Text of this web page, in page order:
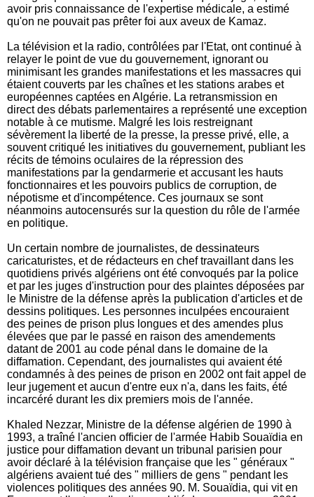
avoir pris connaissance de l'expertise médicale, a estimé
qu'on ne pouvait pas prêter foi aux aveux de Kamaz.
La télévision et la radio, contrôlées par l'Etat, ont continué à
relayer le point de vue du gouvernement, ignorant ou
minimisant les grandes manifestations et les massacres qui
étaient couverts par les chaînes et les stations arabes et
européennes captées en Algérie. La retransmission en
direct des débats parlementaires a représenté une exception
notable à ce mutisme. Malgré les lois restreignant
sévèrement la liberté de la presse, la presse privé, elle, a
souvent critiqué les initiatives du gouvernement, publiant les
récits de témoins oculaires de la répression des
manifestations par la gendarmerie et accusant les hauts
fonctionnaires et les pouvoirs publics de corruption, de
népotisme et d'incompétence. Ces journaux se sont
néanmoins autocensurés sur la question du rôle de l'armée
en politique.
Un certain nombre de journalistes, de dessinateurs
caricaturistes, et de rédacteurs en chef travaillant dans les
quotidiens privés algériens ont été convoqués par la police
et par les juges d'instruction pour des plaintes déposées par
le Ministre de la défense après la publication d'articles et de
dessins politiques. Les personnes inculpées encouraient
des peines de prison plus longues et des amendes plus
élevées que par le passé en raison des amendements
datant de 2001 au code pénal dans le domaine de la
diffamation. Cependant, des journalistes qui avaient été
condamnés à des peines de prison en 2002 ont fait appel de
leur jugement et aucun d'entre eux n'a, dans les faits, été
incarcéré durant les dix premiers mois de l'année.
Khaled Nezzar, Ministre de la défense algérien de 1990 à
1993, a traîné l'ancien officier de l'armée Habib Souaïdia en
justice pour diffamation devant un tribunal parisien pour
avoir déclaré à la télévision française que les " généraux "
algériens avaient tué des " milliers de gens " pendant les
violences politiques des années 90. M. Souaïdia, qui vit en